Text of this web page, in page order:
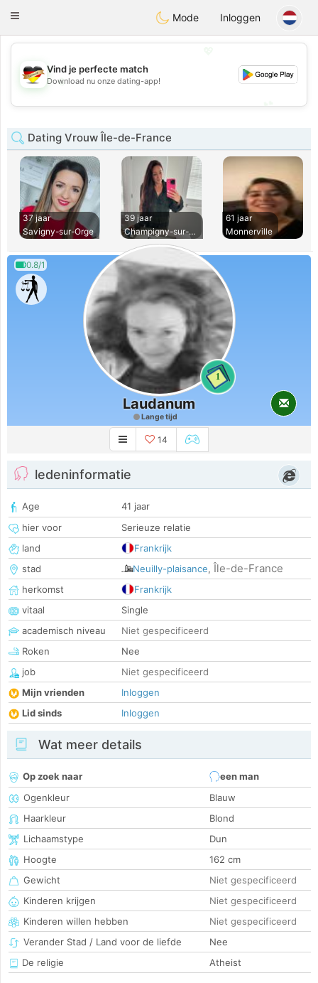
Deutsch Dating
Toggle
Mode Inloggen
💖
💕
Vind je perfecte match
Download nu onze dating-app!
Dating Vrouw Île-de-France
37 jaar
Savigny-sur-Orge
39 jaar
Champigny-sur-Marn
61 jaar
Monnerville
0.8/1
1
Laudanum
Lange tijd
14
ledeninformatie
Age
41 jaar
hier voor
Serieuze relatie
land
Frankrijk
stad
Neuilly-plaisance, Île-de-France
herkomst
Frankrijk
vitaal
Single
academisch niveau
Niet gespecificeerd
Roken
Nee
job
Niet gespecificeerd
Mijn vrienden
Inloggen
Lid sinds
Inloggen
Wat meer details
Op zoek naar
een man
Ogenkleur
Blauw
Haarkleur
Blond
Lichaamstype
Dun
Hoogte
162 cm
Gewicht
Niet gespecificeerd
Kinderen krijgen
Niet gespecificeerd
Kinderen willen hebben
Niet gespecificeerd
Verander Stad / Land voor de liefde
Nee
De religie
Atheist